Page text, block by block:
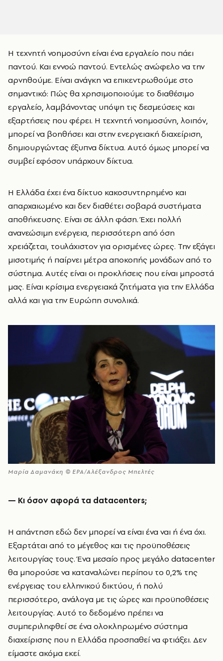
Η τεχνητή νοημοσύνη είναι ένα εργαλείο που πάει
παντού. Και εννοώ παντού. Εντελώς ανώφελο να την
αρνηθούμε. Είναι ανάγκη να επικεντρωθούμε στο
σημαντικό: Πώς θα χρησιμοποιούμε το διαθέσιμο
εργαλείο, λαμβάνοντας υπόψη τις δεσμεύσεις και
εξαρτήσεις που φέρει. Η τεχνητή νοημοσύνη, λοιπόν,
μπορεί να βοηθήσει και στην ενεργειακή διαχείριση,
δημιουργώντας έξυπνα δίκτυα. Αυτό όμως μπορεί να
συμβεί εφόσον υπάρχουν δίκτυα.
Η Ελλάδα έχει ένα δίκτυο κακοσυντηρημένο και
απαρχαιωμένο και δεν διαθέτει σοβαρά συστήματα
αποθήκευσης. Είναι σε άλλη φάση. Έχει πολλή
ανανεώσιμη ενέργεια, περισσότερη από όση
χρειάζεται, τουλάχιστον για ορισμένες ώρες. Την εξάγει
μισοτιμής ή παίρνει μέτρα αποκοπής μονάδων από το
σύστημα. Αυτές είναι οι προκλήσεις που είναι μπροστά
μας. Είναι κρίσιμα ενεργειακά ζητήματα για την Ελλάδα
αλλά και για την Ευρώπη συνολικά.
Μαρία Δαμανάκη © EPA/Αλέξανδρος Μπελτές
— Κι όσον αφορά τα datacenters;
Η απάντηση εδώ δεν μπορεί να είναι ένα ναι ή ένα όχι.
Εξαρτάται από το μέγεθος και τις προϋποθέσεις
λειτουργίας τους. Ένα μεσαίο προς μεγάλο datacenter
θα μπορούσε να καταναλώνει περίπου το 0,2% της
ενέργειας του ελληνικού δικτύου, ή πολύ
περισσότερο, ανάλογα με τις ώρες και προϋποθέσεις
λειτουργίας. Αυτό το δεδομένο πρέπει να
συμπεριληφθεί σε ένα ολοκληρωμένο σύστημα
διαχείρισης που η Ελλάδα προσπαθεί να φτιάξει. Δεν
είμαστε ακόμα εκεί.